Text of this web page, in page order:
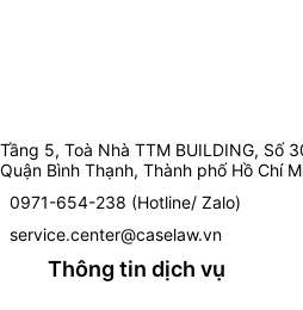
Tầng 5, Toà Nhà TTM BUILDING, Số
Quận Bình Thạnh, Thành phố Hồ Chí
0971-654-238 (Hotline/ Zalo)
service.center@caselaw.vn
Thông tin dịch vụ